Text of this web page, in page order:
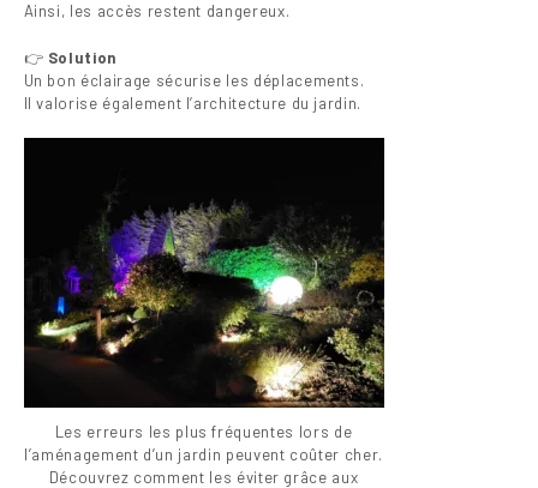
Ainsi, les accès restent dangereux.
👉 Solution
Un bon éclairage sécurise les déplacements.
Il valorise également l’architecture du jardin.
Les erreurs les plus fréquentes lors de
l’aménagement d’un jardin peuvent coûter cher.
Découvrez comment les éviter grâce aux